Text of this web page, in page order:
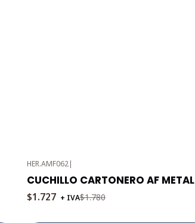
-3%
OFF
HER.AMF062|
CUCHILLO CARTONERO AF METAL
$1.727 + IVA$1.780